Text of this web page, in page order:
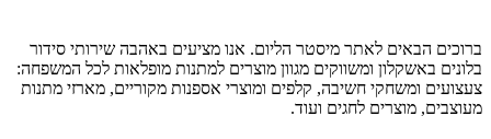
ברוכים הבאים לאתר מיסטר הליום. אנו מציעים באהבה שירותי סידור
בלונים באשקלון ומשווקים מגוון מוצרים למתנות מופלאות לכל המשפחה:
צעצועים ומשחקי חשיבה, קלפים ומוצרי אספנות מקוריים, מארזי מתנות
מעוצבים, מוצרים לחגים ועוד.